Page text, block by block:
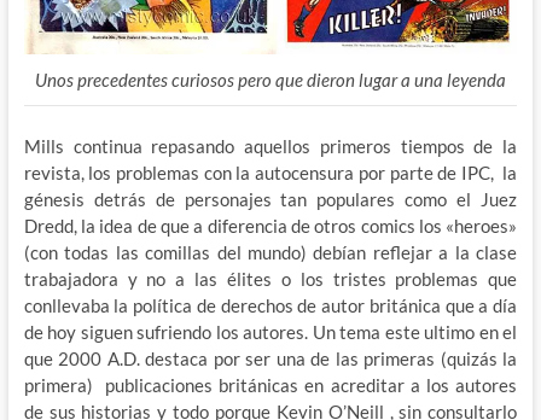
Unos precedentes curiosos pero que dieron lugar a una leyenda
Mills continua repasando aquellos primeros tiempos de la
revista, los problemas con la autocensura por parte de IPC, la
génesis detrás de personajes tan populares como el Juez
Dredd, la idea de que a diferencia de otros comics los «heroes»
(con todas las comillas del mundo) debían reflejar a la clase
trabajadora y no a las élites o los tristes problemas que
conllevaba la política de derechos de autor británica que a día
de hoy siguen sufriendo los autores. Un tema este ultimo en el
que 2000 A.D. destaca por ser una de las primeras (quizás la
primera) publicaciones británicas en acreditar a los autores
de sus historias y todo porque Kevin O’Neill , sin consultarlo